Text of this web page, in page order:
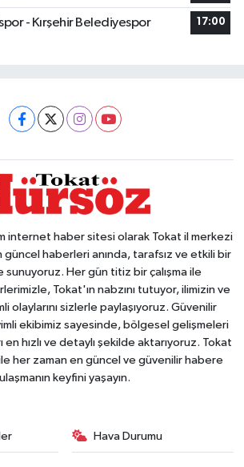
- Kırşehir Belediyespor 17:00
internet haber sitesi olarak Tokat il merkezi
haberleri anında, tarafsız ve etkili bir
sunuyoruz. Her gün titiz bir çalışma ile
Tokat'ın nabzını tutuyor, ilimizin ve
olaylarını sizlerle paylaşıyoruz. Güvenilir
ekibimiz sayesinde, bölgesel gelişmeleri
en hızlı ve detaylı şekilde aktarıyoruz. Tokat
her zaman en güncel ve güvenilir habere
ulaşmanın keyfini yaşayın.
Hava Durumu